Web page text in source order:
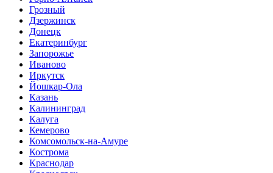
Грозный
Дзержинск
Донецк
Екатеринбург
Запорожье
Иваново
Иркутск
Йошкар-Ола
Казань
Калининград
Калуга
Кемерово
Комсомольск-на-Амуре
Кострома
Краснодар